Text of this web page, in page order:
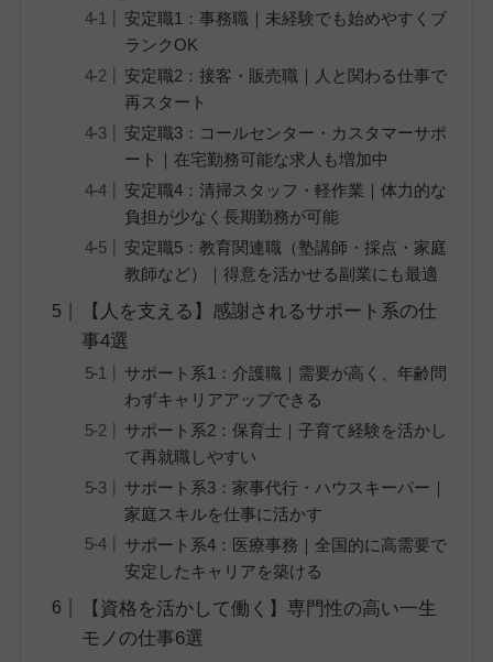
安定職1：事務職｜未経験でも始めやすくブ
ランクOK
安定職2：接客・販売職｜人と関わる仕事で
再スタート
安定職3：コールセンター・カスタマーサポ
ート｜在宅勤務可能な求人も増加中
安定職4：清掃スタッフ・軽作業｜体力的な
負担が少なく長期勤務が可能
安定職5：教育関連職（塾講師・採点・家庭
教師など）｜得意を活かせる副業にも最適
【人を支える】感謝されるサポート系の仕
事4選
サポート系1：介護職｜需要が高く、年齢問
わずキャリアアップできる
サポート系2：保育士｜子育て経験を活かし
て再就職しやすい
サポート系3：家事代行・ハウスキーパー｜
家庭スキルを仕事に活かす
サポート系4：医療事務｜全国的に高需要で
安定したキャリアを築ける
【資格を活かして働く】専門性の高い一生
モノの仕事6選